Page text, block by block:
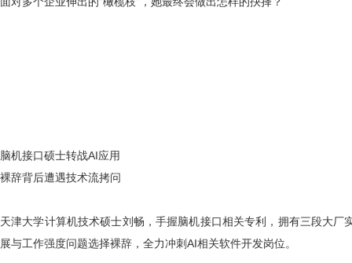
脑机接口硕士转战AI应用
裸辞背后遭遇技术流拷问
天津大学计算机技术硕士刘畅，手握脑机接口相关专利，拥有三段大厂
展与工作强度问题选择裸辞，全力冲刺AI相关软件开发岗位。